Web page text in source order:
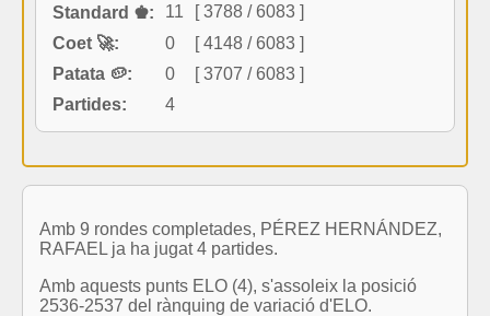
Standard ♚: 11
[ 3788 / 6083 ]
Coet 🚀:
0
[ 4148 / 6083 ]
Patata 🥔:
0
[ 3707 / 6083 ]
Partides:
4
Amb 9 rondes completades, PÉREZ HERNÁNDEZ,
RAFAEL ja ha jugat 4 partides.
Amb aquests punts ELO (4), s'assoleix la posició
2536-2537 del rànquing de variació d'ELO.